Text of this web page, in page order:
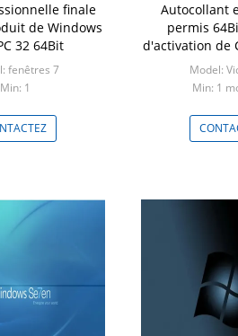
finale
de Windows
32 64Bit
fenêtres 7
Min: 1
Autocollant
permis
d'activation de COA
7
Model:
Min: 1